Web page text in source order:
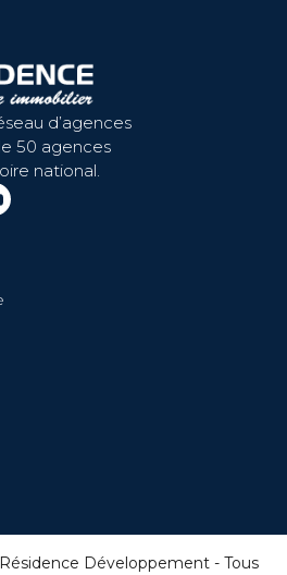
d’agences
50 agences
national.
Développement - Tous